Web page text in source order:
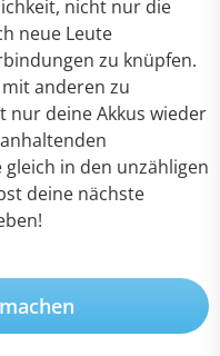
nicht nur die
neue Leute
zu knüpfen.
anderen zu
nur deine Akkus wieder
in den unzähligen
deine nächste